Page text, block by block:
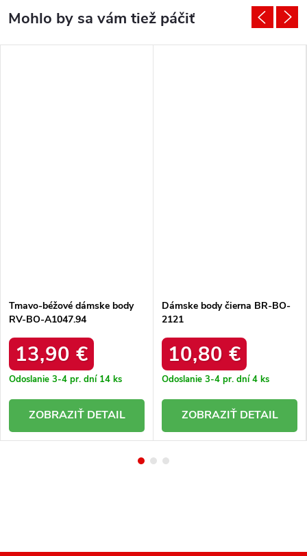
Tmavo-béžové dámske body
RV-BO-A1047.94
13,90 €
Odoslanie 3-4 pr. dní 14 ks
DETAIL
Dámske body čierna BR-BO-
2121
10,80 €
Odoslanie 3-4 pr. dní4 ks
DETAIL